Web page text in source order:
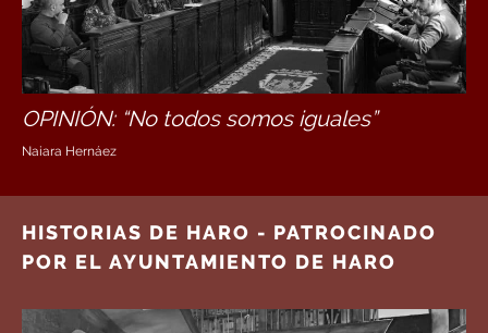
OPINIÓN: “No todos somos iguales”
Naiara Hernáez
HISTORIAS DE HARO - PATROCINADO
POR EL AYUNTAMIENTO DE HARO